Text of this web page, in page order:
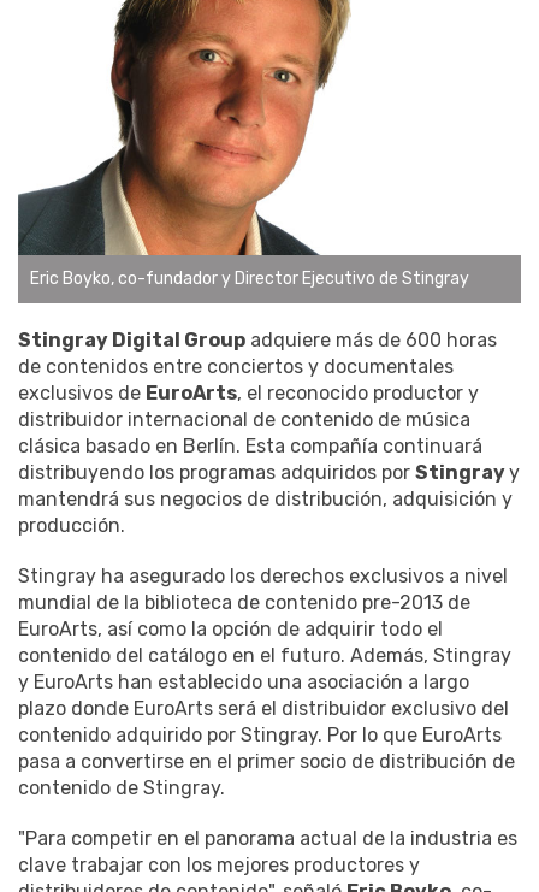
Eric Boyko, co-fundador y Director Ejecutivo de Stingray
Stingray Digital Group adquiere más de 600 horas
de contenidos entre conciertos y documentales
exclusivos de EuroArts, el reconocido productor y
distribuidor internacional de contenido de música
clásica basado en Berlín. Esta compañía continuará
distribuyendo los programas adquiridos por Stingrayy
mantendrá sus negocios de distribución, adquisición y
producción.
Stingray ha asegurado los derechos exclusivos a nivel
mundial de la biblioteca de contenido pre-2013 de
EuroArts, así como la opción de adquirir todo el
contenido del catálogo en el futuro. Además, Stingray
y EuroArts han establecido una asociación a largo
plazo donde EuroArts será el distribuidor exclusivo del
contenido adquirido por Stingray. Por lo que EuroArts
pasa a convertirse en el primer socio de distribución de
contenido de Stingray.
"Para competir en el panorama actual de la industria es
clave trabajar con los mejores productores y